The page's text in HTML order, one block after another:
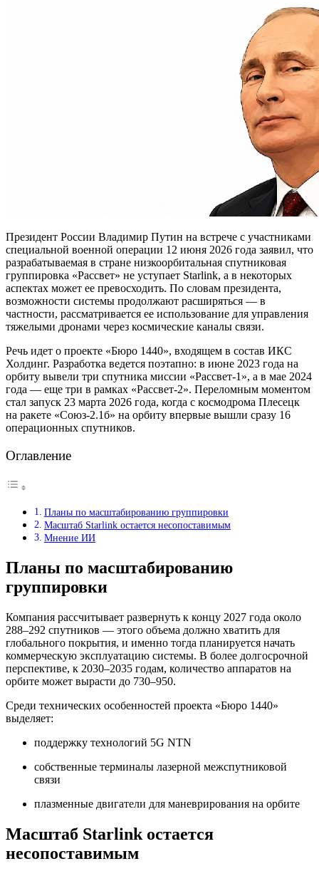
Президент России Владимир Путин на встрече с участниками
специальной военной операции 12 июня 2026 года заявил, что
разрабатываемая в стране низкоорбитальная спутниковая
группировка «Рассвет» не уступает Starlink, а в некоторых
аспектах может ее превосходить. По словам президента,
возможности системы продолжают расширяться — в
частности, рассматривается ее использование для управления
тяжелыми дронами через космические каналы связи.
Речь идет о проекте «Бюро 1440», входящем в состав ИКС
Холдинг. Разработка ведется поэтапно: в июне 2023 года на
орбиту вывели три спутника миссии «Рассвет-1», а в мае 2024
года — еще три в рамках «Рассвет-2». Переломным моментом
стал запуск 23 марта 2026 года, когда с космодрома Плесецк
на ракете «Союз-2.1б» на орбиту впервые вышли сразу 16
операционных спутников.
Оглавление
Планы по масштабированию группировки
Масштаб Starlink остается несопоставимым
Мнение ИИ
Планы по масштабированию
группировки
Компания рассчитывает развернуть к концу 2027 года около
288–292 спутников — этого объема должно хватить для
глобального покрытия, и именно тогда планируется начать
коммерческую эксплуатацию системы. В более долгосрочной
перспективе, к 2030–2035 годам, количество аппаратов на
орбите может вырасти до 730–950.
Среди технических особенностей проекта «Бюро 1440»
выделяет:
поддержку технологий 5G NTN
собственные терминалы лазерной межспутниковой
связи
плазменные двигатели для маневрирования на орбите
Масштаб Starlink остается
несопоставимым